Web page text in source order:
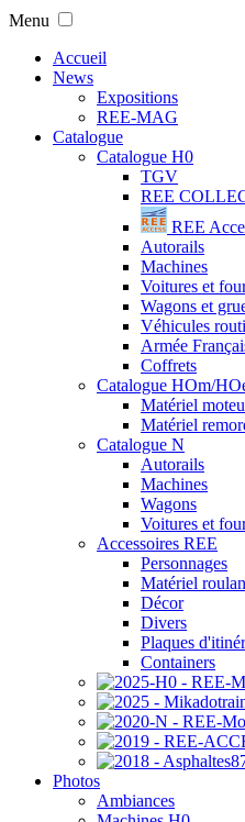
Menu
Accueil
News
Expositions
REE-MAG
Catalogue
Catalogue H0
TGV
REE
REE
Autorails
Machines
Voitures et
Wagons et
Véhicules
Armée
Coffrets
Catalogue HOm/
Matériel
Matériel
Catalogue N
Autorails
Machines
Wagons
Voitures et
Accessoires REE
Personnages
Matériel
Décor
Divers
Plaques
Containers
Photos
Ambiances